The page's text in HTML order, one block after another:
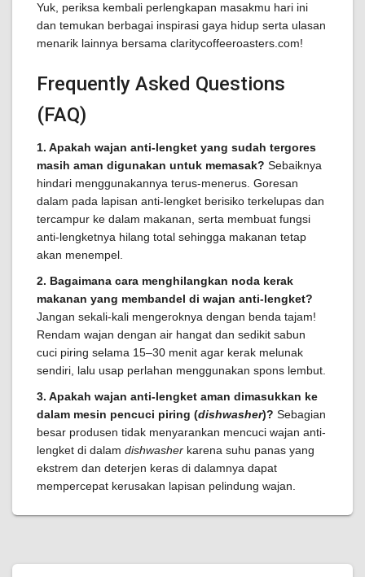
Yuk, periksa kembali perlengkapan masakmu hari ini
dan temukan berbagai inspirasi gaya hidup serta ulasan
menarik lainnya bersama claritycoffeeroasters.com!
Frequently Asked Questions
(FAQ)
1. Apakah wajan anti-lengket yang sudah tergores
masih aman digunakan untuk memasak? Sebaiknya
hindari menggunakannya terus-menerus. Goresan
dalam pada lapisan anti-lengket berisiko terkelupas dan
tercampur ke dalam makanan, serta membuat fungsi
anti-lengketnya hilang total sehingga makanan tetap
akan menempel.
2. Bagaimana cara menghilangkan noda kerak
makanan yang membandel di wajan anti-lengket?
Jangan sekali-kali mengeroknya dengan benda tajam!
Rendam wajan dengan air hangat dan sedikit sabun
cuci piring selama 15–30 menit agar kerak melunak
sendiri, lalu usap perlahan menggunakan spons lembut.
3. Apakah wajan anti-lengket aman dimasukkan ke
dalam mesin pencuci piring (dishwasher)? Sebagian
besar produsen tidak menyarankan mencuci wajan anti-
lengket di dalam dishwasher karena suhu panas yang
ekstrem dan deterjen keras di dalamnya dapat
mempercepat kerusakan lapisan pelindung wajan.